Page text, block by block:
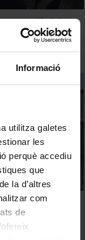
Informació
utilitza galetes
les
perquè accediu
que
la d’altres
com
de
en català dels
i perspectives
català a les